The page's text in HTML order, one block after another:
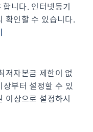
니다. 인터넷등기
확인할 수 있습니다.
저자본금 제한이 없
부터 설정할 수 있
상으로 설정하시